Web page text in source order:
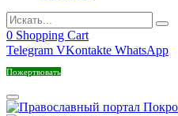
0 Shopping Cart
Telegram VKontakte WhatsApp
Пожертвовать